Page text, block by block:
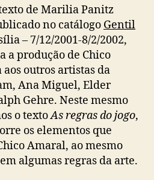
de Marilia Panitz
no catálogo Gentil
– 7/12/2001-8/2/2002,
a produção de Chico
outros artistas da
Ana Miguel, Elder
Gehre. Neste mesmo
o textoAs regras do jogo,
os elementos que
Amaral, ao mesmo
algumas regras da arte.